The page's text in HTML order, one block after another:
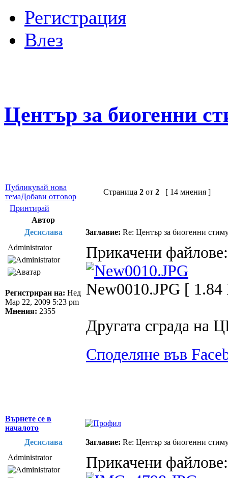
Регистрация
Влез
Център за биогенни
Публикувай нова
темаДобави отговор
Страница 2 от 2 [ 14 мнения ]
Принтирай
Автор
Десислава
Заглавие: Re: Център за биогенни
Administrator
Регистриран на: Нед
Мар 22, 2009 5:23 pm
Мнения: 2355
Прикачени файлове:
New0010.JPG [
Другата сграда на
Споделяне във
Върнете се в
началото
Десислава
Заглавие: Re: Център за биогенни
Administrator
Прикачени файлове: